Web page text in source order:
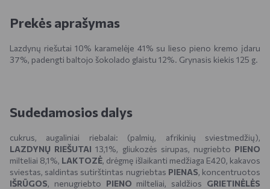
Prekės aprašymas
Lazdynų riešutai 10% karamelėje 41% su lieso pieno kremo įdaru
37%, padengti baltojo šokolado glaistu 12%. Grynasis kiekis 125 g.
Sudedamosios dalys
cukrus, augaliniai riebalai: (palmių, afrikinių sviestmedžių),
LAZDYNŲ RIEŠUTAI 13,1%, gliukozės sirupas, nugriebto PIENO
milteliai 8,1%, LAKTOZĖ, drėgmę išlaikanti medžiaga E420, kakavos
sviestas, saldintas sutirštintas nugriebtas PIENAS, koncentruotos
IŠRŪGOS, nenugriebto PIENO milteliai, saldžios GRIETINĖLĖS